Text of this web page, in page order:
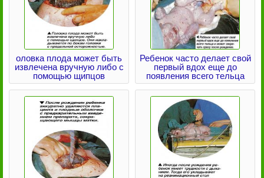
оловка плода может быть
извлечена вручную либо с
помощью щипцов
Ребенок часто делает свой
первый вдох еще до
появления всего тельца